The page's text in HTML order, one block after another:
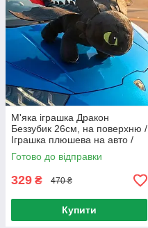
М'яка іграшка Дракон
Беззубик 26см, на поверхню /
Іграшка плюшева на авто /
Іграшка дракон у машину
Готово до відправки
329 ₴ 470 ₴
Купити